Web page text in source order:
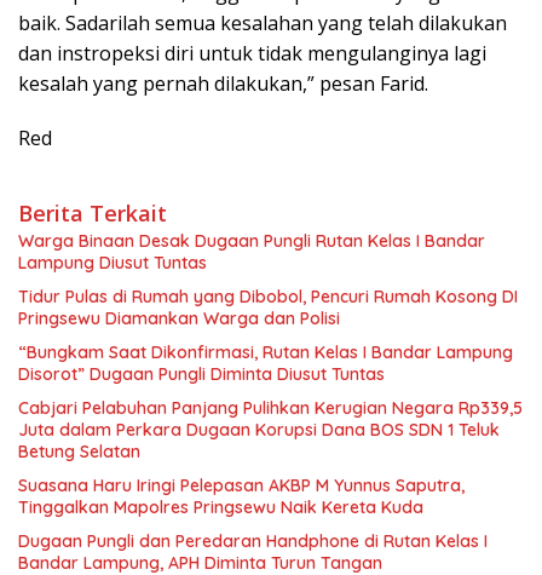
baik. Sadarilah semua kesalahan yang telah dilakukan
dan instropeksi diri untuk tidak mengulanginya lagi
kesalah yang pernah dilakukan,” pesan Farid.
Red
Berita Terkait
Warga Binaan Desak Dugaan Pungli Rutan Kelas I Bandar
Lampung Diusut Tuntas
Tidur Pulas di Rumah yang Dibobol, Pencuri Rumah Kosong DI
Pringsewu Diamankan Warga dan Polisi
“Bungkam Saat Dikonfirmasi, Rutan Kelas I Bandar Lampung
Disorot” Dugaan Pungli Diminta Diusut Tuntas
Cabjari Pelabuhan Panjang Pulihkan Kerugian Negara Rp339,5
Juta dalam Perkara Dugaan Korupsi Dana BOS SDN 1 Teluk
Betung Selatan
Suasana Haru Iringi Pelepasan AKBP M Yunnus Saputra,
Tinggalkan Mapolres Pringsewu Naik Kereta Kuda
Dugaan Pungli dan Peredaran Handphone di Rutan Kelas I
Bandar Lampung, APH Diminta Turun Tangan